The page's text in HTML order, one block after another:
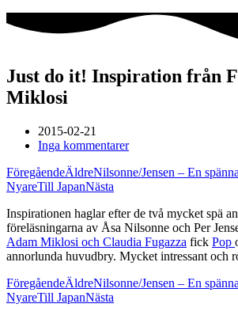
Just do it! Inspiration från
Miklosi
2015-02-21
Inga kommentarer
FöregåendeÄldreNilsonne/Jensen – En
NyareTill JapanNästa
Inspirationen haglar efter de två mycket spä
föreläsningarna av Åsa Nilsonne och Per
Adam Miklosi och Claudia Fugazza fick Pop
annorlunda huvudbry. Mycket intressant och
FöregåendeÄldreNilsonne/Jensen – En
NyareTill JapanNästa